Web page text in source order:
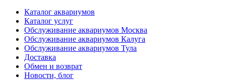
Каталог аквариумов
Каталог услуг
Обслуживание аквариумов Москва
Обслуживание аквариумов Калуга
Обслуживание аквариумов Тула
Доставка
Обмен и возврат
Новости, блог